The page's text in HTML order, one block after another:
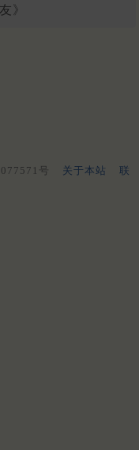
》
号 关于本站
联